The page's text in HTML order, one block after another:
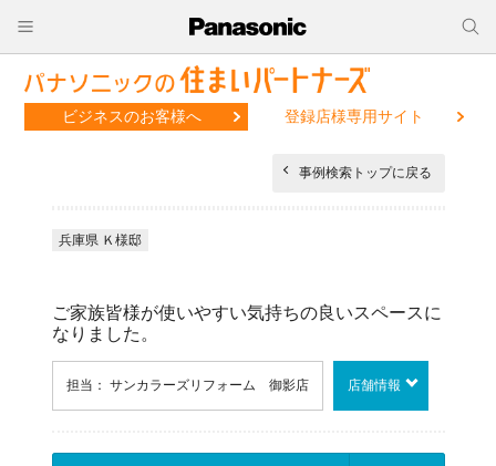
ビジネスのお客様へ 登録店様専用サイト
事例検索トップに戻る
兵庫県 Ｋ様邸
ご家族皆様が使いやすい気持ちの良いスペースに
なりました。
担当： サンカラーズリフォーム 御影店 店舗情報